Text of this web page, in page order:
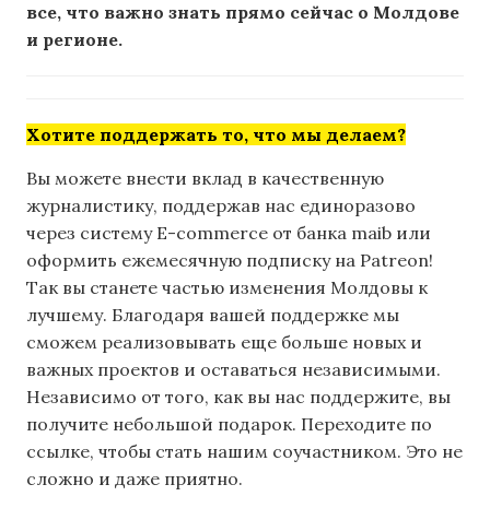
все, что важно знать прямо сейчас о Молдове
и регионе.
Хотите поддержать то, что мы делаем?
Вы можете внести вклад в качественную
журналистику, поддержав нас единоразово
через систему E-commerce от банка maib или
оформить ежемесячную подписку на Patreon!
Так вы станете частью изменения Молдовы к
лучшему. Благодаря вашей поддержке мы
сможем реализовывать еще больше новых и
важных проектов и оставаться независимыми.
Независимо от того, как вы нас поддержите, вы
получите небольшой подарок. Переходите по
ссылке, чтобы стать нашим соучастником. Это не
сложно и даже приятно.